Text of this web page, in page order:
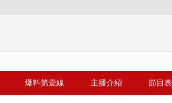
爆料第壹線 主播介紹 節目表